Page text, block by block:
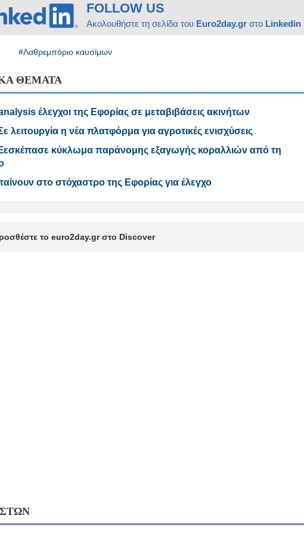
FOLLOW US
Ακολουθήστε τη σελίδα του Euro2day.gr στο Linkedin
#Λαθρεμπόριο καυσίμων
ΘΕΜΑΤΑ
έλεγχοι της Εφορίας σε μεταβιβάσεις ακινήτων
λειτουργία η νέα πλατφόρμα για αγροτικές ενισχύσεις
κύκλωμα παράνομης εξαγωγής κοραλλιών από τη
στο στόχαστρο της Εφορίας για έλεγχο
το euro2day.gr στο Discover